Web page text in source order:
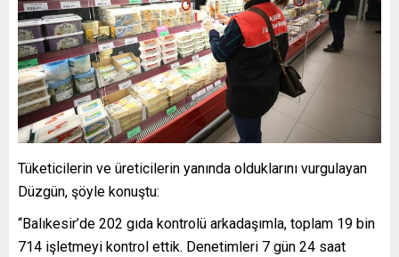
Tüketicilerin ve üreticilerin yanında olduklarını vurgulayan
Düzgün, şöyle konuştu:
“Balıkesir’de 202 gıda kontrolü arkadaşımla, toplam 19 bin
714 işletmeyi kontrol ettik. Denetimleri 7 gün 24 saat